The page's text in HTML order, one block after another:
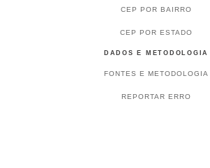
CEP POR BAIRRO
CEP POR ESTADO
DADOS E METODOLOGIA
FONTES E METODOLOGIA
REPORTAR ERRO